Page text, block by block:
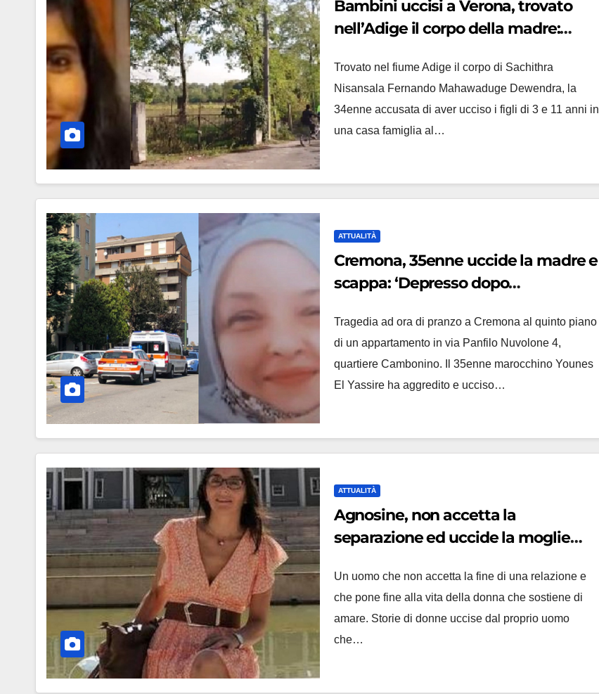
Bambini uccisi a Verona, trovato
nell’Adige il corpo della madre:
ammazzo’
Trovato nel fiume Adige il corpo di Sachithra
Nisansala Fernando Mahawaduge Dewendra, la
34enne accusata di aver ucciso i figli di 3 e 11 anni in
una casa famiglia al…
ATTUALITÀ
Cremona, 35enne uccide la madre e
scappa: ‘Depresso dopo
Tragedia ad ora di pranzo a Cremona al quinto piano
di un appartamento in via Panfilo Nuvolone 4,
quartiere Cambonino. Il 35enne marocchino Younes
El Yassire ha aggredito e ucciso…
ATTUALITÀ
Agnosine, non accetta la
separazione ed uccide la moglie
Un uomo che non accetta la fine di una relazione e
che pone fine alla vita della donna che sostiene di
amare. Storie di donne uccise dal proprio uomo
che…